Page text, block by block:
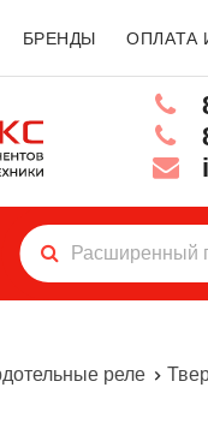
БРЕНДЫ ОПЛАТА
реле